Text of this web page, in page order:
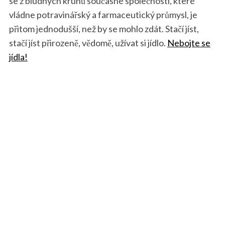
vládne potravinářský a farmaceutický průmysl, je
přitom jednodušší, než by se mohlo zdát. Stačí jíst,
stačí jíst přirozeně, vědomě, užívat si jídlo. Nebojte se
jídla!